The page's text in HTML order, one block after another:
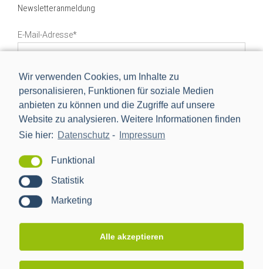
Wir verwenden Cookies, um Inhalte zu
personalisieren, Funktionen für soziale Medien
anbieten zu können und die Zugriffe auf unsere
Website zu analysieren. Weitere Informationen finden
Sie hier: Datenschutz - Impressum
Funktional
Statistik
Marketing
Alle akzeptieren
Newsletteranmeldung
E-Mail-Adresse*
Ja, ich möchte mich kostenlos für den PPC-Newsletter
registrieren und regelmäßig über News aus der Branche
und dem Hause PPC informiert werden. Die Hinweise zum
Datenschutz habe ich gelesen. Sie können sich jederzeit